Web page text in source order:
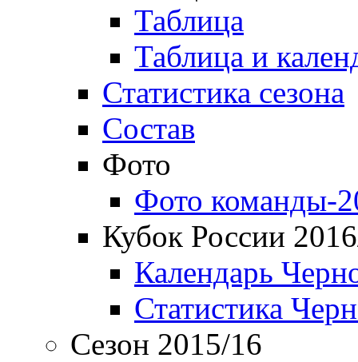
Таблица
Таблица и
Статистика сезона
Состав
Фото
Фото команды-
Кубок России
Календарь
Статистика
Сезон 2015/16